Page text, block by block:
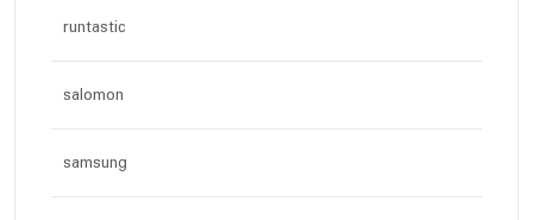
runtastic
salomon
samsung